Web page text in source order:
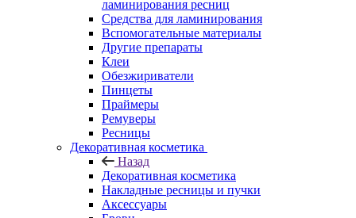
ламинирования ресниц
Средства для ламинирования
Вспомогательные материалы
Другие препараты
Клеи
Обезжириватели
Пинцеты
Праймеры
Ремуверы
Ресницы
Декоративная косметика
Назад
Декоративная косметика
Накладные ресницы и пучки
Аксессуары